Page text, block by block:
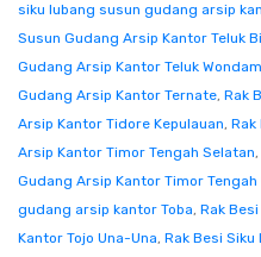
siku lubang susun gudang arsip
Susun Gudang Arsip Kantor Teluk
Gudang Arsip Kantor Teluk
Gudang Arsip Kantor Ternate, Rak
Arsip Kantor Tidore Kepulauan, Rak
Arsip Kantor Timor Tengah Selatan,
Gudang Arsip Kantor Timor Tengah
gudang arsip kantor Toba, Rak
Kantor Tojo Una-Una, Rak Besi